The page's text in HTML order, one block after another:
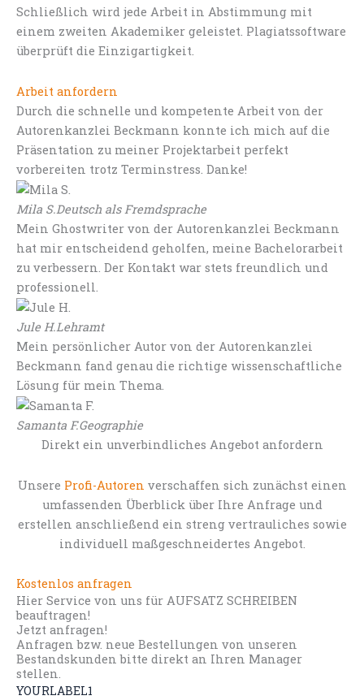
Schließlich wird jede Arbeit in Abstimmung mit
einem zweiten Akademiker geleistet. Plagiatssoftware
überprüft die Einzigartigkeit.
Arbeit anfordern
Durch die schnelle und kompetente Arbeit von der
Autorenkanzlei Beckmann konnte ich mich auf die
Präsentation zu meiner Projektarbeit perfekt
vorbereiten trotz Terminstress. Danke!
Mila S.Deutsch als Fremdsprache
Mein Ghostwriter von der Autorenkanzlei Beckmann
hat mir entscheidend geholfen, meine Bachelorarbeit
zu verbessern. Der Kontakt war stets freundlich und
professionell.
Jule H.Lehramt
Mein persönlicher Autor von der Autorenkanzlei
Beckmann fand genau die richtige wissenschaftliche
Lösung für mein Thema.
Samanta F.Geographie
Direkt ein unverbindliches Angebot anfordern
Unsere Profi-Autoren verschaffen sich zunächst einen
umfassenden Überblick über Ihre Anfrage und
erstellen anschließend ein streng vertrauliches sowie
individuell maßgeschneidertes Angebot.
Kostenlos anfragen
Hier Service von uns für AUFSATZ SCHREIBEN
beauftragen!
Jetzt anfragen!
Anfragen bzw. neue Bestellungen von unseren
Bestandskunden bitte direkt an Ihren Manager
stellen.
YOURLABEL1